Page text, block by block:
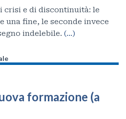
crisi e di discontinuità: le
una fine, le seconde invece
indelebile. (…)
formazione (a